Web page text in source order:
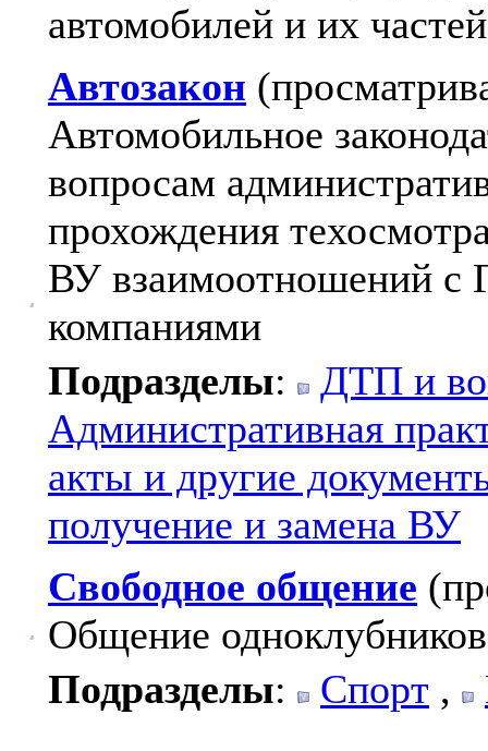
автомобилей и их
Автозакон
Автомобильное
вопросам
прохождения
ВУ взаимоотношений
компаниями
Подразделы:
ДТП и
Административная
акты и другие
получение и замена ВУ
Свободное общение
Общение
Подразделы: Спорт ,